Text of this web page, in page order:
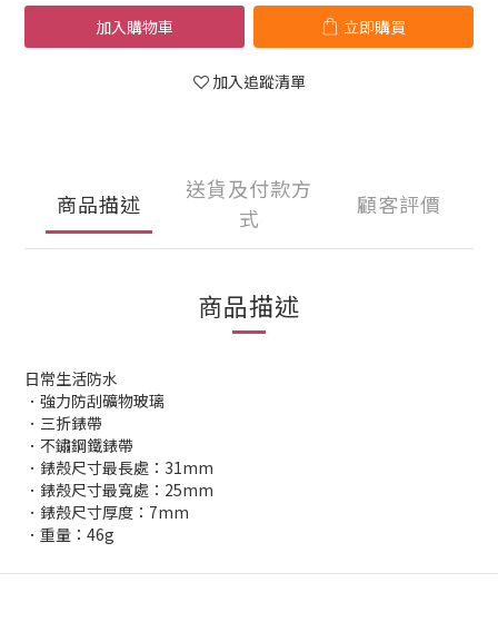
加入購物車 立即購買
加入追蹤清單
商品描述
送貨及付款方
式
顧客評價
商品描述
日常生活防水
．強力防刮礦物玻璃
．三折錶帶
．不鏽鋼鐵錶帶
．錶殼尺寸最長處：31mm
．錶殼尺寸最寬處：25mm
．錶殼尺寸厚度：7mm
．重量：46g